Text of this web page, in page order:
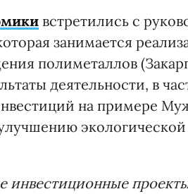
встретились с
занимается
полиметаллов
деятельности, в
на примере
инвестиционные